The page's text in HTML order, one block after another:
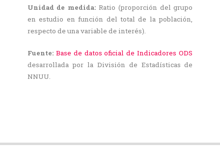
Unidad de medida: Ratio (proporción del grupo
en estudio en función del total de la población,
respecto de una variable de interés).
Fuente: Base de datos oficial de Indicadores ODS
desarrollada por la División de Estadísticas de
NNUU.